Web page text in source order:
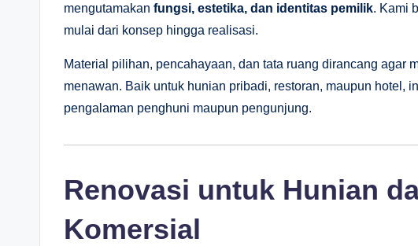
mengutamakan fungsi, estetika, dan identitas pemilik. Kami
mulai dari konsep hingga realisasi.
Material pilihan, pencahayaan, dan tata ruang dirancang agar
menawan. Baik untuk hunian pribadi, restoran, maupun hotel,
pengalaman penghuni maupun pengunjung.
Renovasi untuk Hunian
Komersial